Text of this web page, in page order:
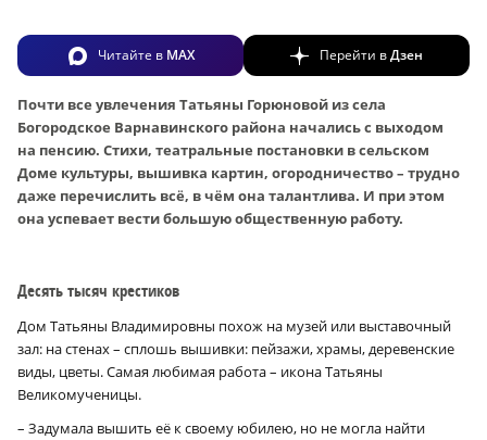
Читайте в MAX Перейти вДзен
Почти все увлечения Татьяны Горюновой из села
Богородское Варнавинского района начались с выходом
на пенсию. Стихи, театральные постановки в сельском
Доме культуры, вышивка картин, огородничество – трудно
даже перечислить всё, в чём она талантлива. И при этом
она успевает вести большую общественную работу.
Десять тысяч крестиков
Дом Татьяны Владимировны похож на музей или выставочный
зал: на стенах – сплошь вышивки: пейзажи, храмы, деревенские
виды, цветы. Самая любимая работа – икона Татьяны
Великомученицы.
– Задумала вышить её к своему юбилею, но не могла найти